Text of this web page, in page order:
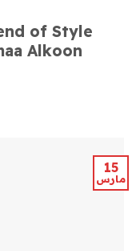
of Style
Alkoon
15
مارس